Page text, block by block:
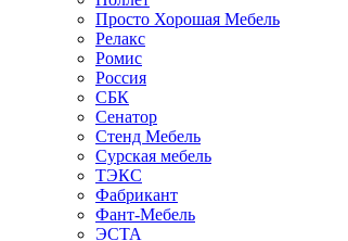
Просто Хорошая Мебель
Релакс
Ромис
Россия
СБК
Сенатор
Стенд Мебель
Сурская мебель
ТЭКС
Фабрикант
Фант-Мебель
ЭСТА